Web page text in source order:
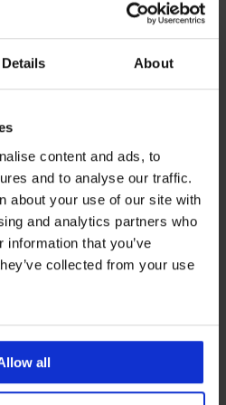
Details About
content and ads, to
and to analyse our traffic.
about your use of our site with
and analytics partners who
that you’ve
collected from your use
all
Tangice DIAMOND Black
LIMITED
Razprodaja -50%